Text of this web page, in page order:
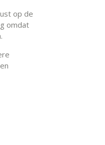
op de
omdat